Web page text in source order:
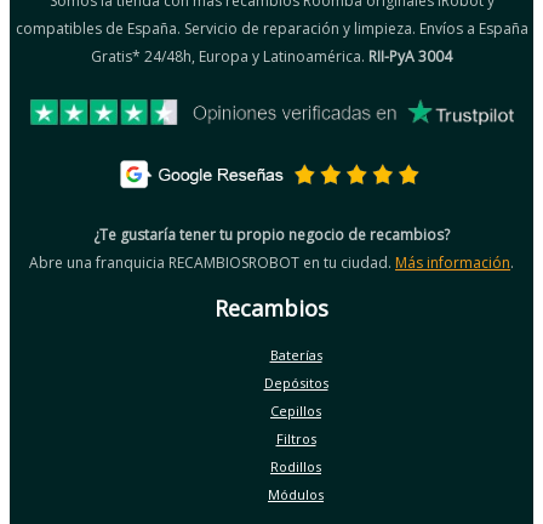
compatibles de España. Servicio de reparación y limpieza. Envíos a España
Gratis* 24/48h, Europa y Latinoamérica. RII-PyA 3004
¿Te gustaría tener tu propio negocio de recambios?
Abre una franquicia RECAMBIOSROBOT en tu ciudad. Más información.
Recambios
Baterías
Depósitos
Cepillos
Filtros
Rodillos
Módulos